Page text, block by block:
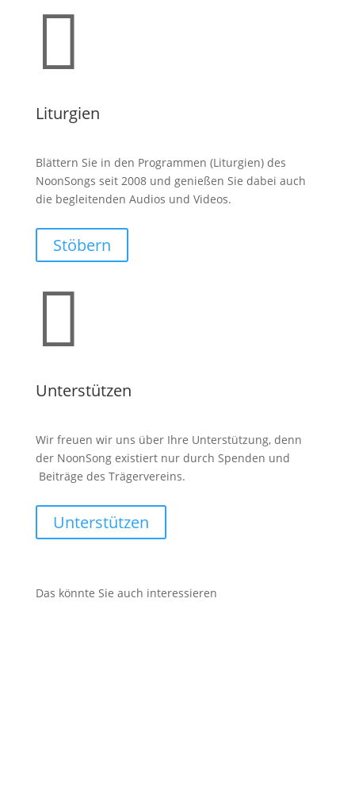

Liturgien
Blättern Sie in den Programmen (Liturgien) des
NoonSongs seit 2008 und genießen Sie dabei auch
die begleitenden Audios und Videos.
Stöbern

Unterstützen
Wir freuen wir uns über Ihre Unterstützung, denn
der NoonSong existiert nur durch Spenden und
Beiträge des Trägervereins.
Unterstützen
Das könnte Sie auch interessieren